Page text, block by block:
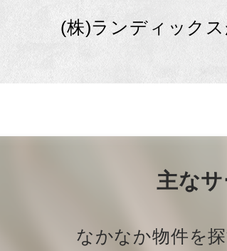
(株)ランディック
主な
なかなか物件を